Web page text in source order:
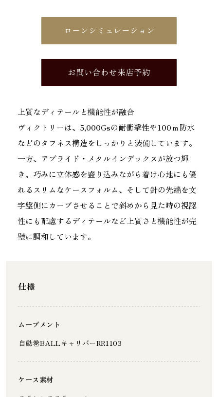
ローンシミュレーション
お問い合わせ来店予約
上質なディテールと機能性が融合
ヴィクトリーは、5,000Gsの耐衝撃性や100ｍ防水
などのタフネス構造をしっかりと装備しています。
一方、アプライド・メタルインデックスが放つ輝
き、巧みに立体感を盛り込みながら着け心地にも優
れるスリムなケースフォルム、そして針の先端を文
字盤側にカーブさせることで斜めから見た時の視認
性にも配慮するディテールなど上質さと機能性が完
璧に調和しています。
仕様
ムーブメント
自動巻BALLキャリバーRR1103
ケース素材